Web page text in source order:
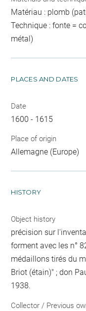
Matériau : plomb
Technique : fonte =
métal)
PLACES AND DATES
Date
1600 - 1615
Place of origin
Allemagne (Europe)
HISTORY
Object history
précision sur
forment avec les n°
médaillons tirés du
Briot (étain)" ; don
1938.
Collector / Previous